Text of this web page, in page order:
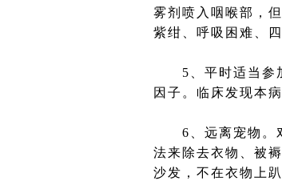
雾剂喷入咽喉部，
紫绀、呼吸困难、
5、平时适当参加
因子。临床发现本
6、远离宠物。对
法来除去衣物、被
沙发，不在衣物上趴